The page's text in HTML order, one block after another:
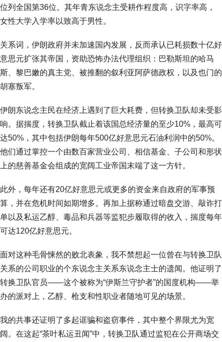
位列全国第36位。其年青东说念主受耕作程度高，识字率高，
女性大学入学率以致高于男性。
关系词，伊朗政府并未加速国内发展，反而承认已耗损数十亿好
意思元扩张其帝国，资助恐怖办法代理组织：巴勒斯坦的哈马
斯、黎巴嫩的真主党、被推翻的叙利亚阿萨德政权，以及也门的
胡塞叛军。
伊朗东说念主民在经济上遇到了巨大耗费，但转换卫队却未受影
响。据揣度，转换卫队截止着该国总经济量的至少10%，最高可
达50%，其中包括伊朗每年500亿好意思元石油利润中的50%。
他们通过掌控一个由数百家营业公司、相信基金、子公司和形状
上的慈善基金会组成的宽阔工业帝国末端了这一方针。
此外，每年还有20亿好意思元或更多的资金来自政府的军事预
算，并在危机时间如期增多。再加上据称通过暗盘交游、敲诈打
单以及私运乙醇、毒品和兵器等监犯步履取得的收入，揣度每年
可达120亿好意思元。
面对这种毛骨悚然的败北表象，我不禁想起一位曾在与转换卫队
关系的公司职业的个东说念主关系东说念主士的遗闻。他证明了
转换卫队官员——这个被称为“伊斯兰守护者”的国度机构——举
办的派对上，乙醇、枪支和性职业者随地可见的场景。
我的共事还证明了多起诓骗和盗窃事件，其中整个界限尤为宽
阔。在这起“茶叶私运丑闻”中，转换卫队通过监犯在公开商场交